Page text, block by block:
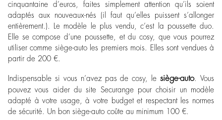
cinquantaine d’euros, faites simplement attention qu’ils soient
adaptés aux nouveaux-nés (il faut qu’elles puissent s’allonger
entièrement.). Le modèle le plus vendu, c’est la poussette duo.
Elle se compose d’une poussette, et du cosy, que vous pourrez
utiliser comme siège-auto les premiers mois. Elles sont vendues à
partir de 200 €.
Indispensable si vous n’avez pas de cosy, lesiège-auto. Vous
pouvez vous aider du site Securange pour choisir un modèle
adapté à votre usage, à votre budget et respectant les normes
de sécurité. Un bon siège-auto coûte au minimum 100 €.